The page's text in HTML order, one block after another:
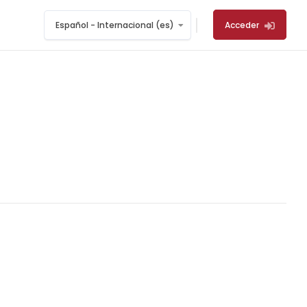
Español - Internacional ‎(es)‎ Acceder